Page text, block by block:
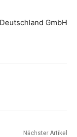
GmbH
Nächster Artikel